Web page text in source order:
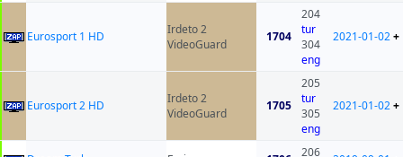
Eurosport 1 HD
Irdeto 2
VideoGuard
1704
204
tur
304
eng
2021-01-02+
Eurosport 2 HD
Irdeto 2
VideoGuard
1705
205
tur
305
eng
2021-01-02+
206